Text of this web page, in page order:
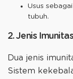
Usus
tubuh.
2. Jenis Imunitas
Dua jenis
Sistem